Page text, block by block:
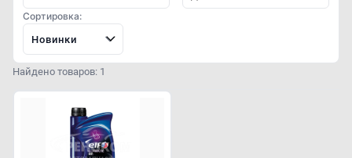
Сортировка:
Новинки
Найдено товаров: 1